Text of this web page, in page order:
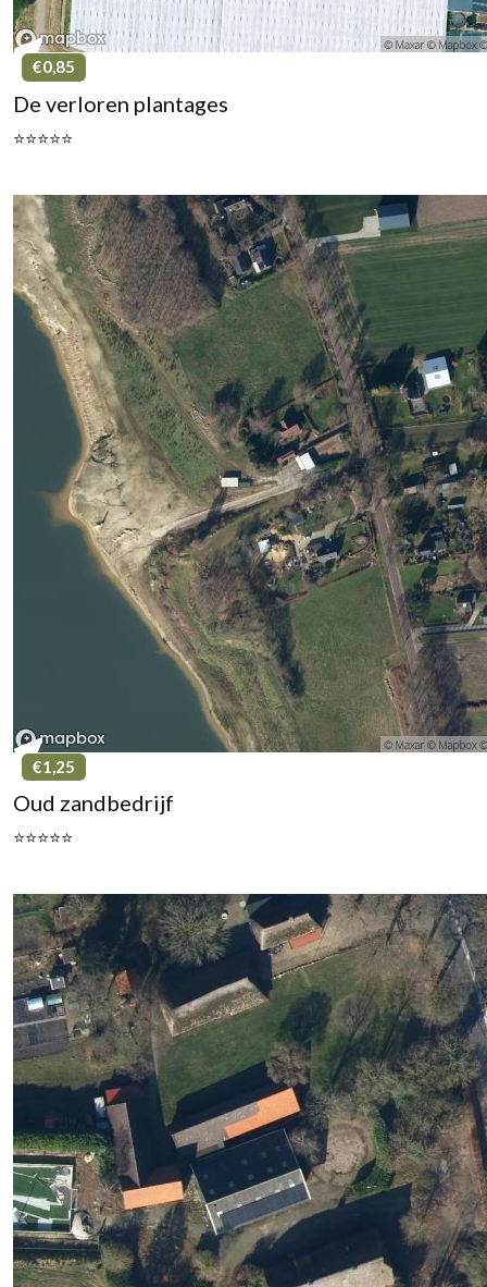
€0,85
De verloren plantages
⭐⭐⭐⭐⭐
€1,25
Oud zandbedrijf
⭐⭐⭐⭐⭐